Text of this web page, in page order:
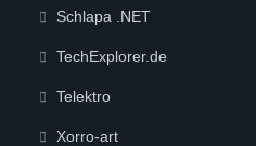
Schlapa .NET
TechExplorer.de
Telektro
Xorro-art